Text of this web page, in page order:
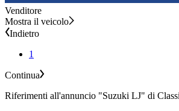
Venditore
Mostra il veicolo
Indietro
1
Continua
Riferimenti all'annuncio "Suzuki LJ" di